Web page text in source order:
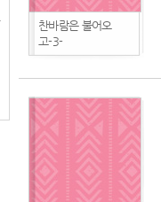
폭염 미쳤네... 출근만 했는데 ..
해가없어서...
찬바람은 불어오
고-3-